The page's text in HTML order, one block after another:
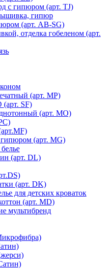
с гипюром (арт. TJ)
гипюр
(арт. AB-SG)
отделка гобеленом (арт.
(арт. MР)
(арт. SF)
(арт. MO)
(арт. MG)
(арт. DL)
(арт. DK)
для детских кроваток
(арт. MD)
мультибренд